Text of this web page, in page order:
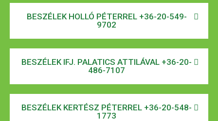
BESZÉLEK HOLLÓ PÉTERREL +36-20-549-
9702
BESZÉLEK IFJ. PALATICS ATTILÁVAL +36-20-
486-7107
BESZÉLEK KERTÉSZ PÉTERREL +36-20-548-
1773